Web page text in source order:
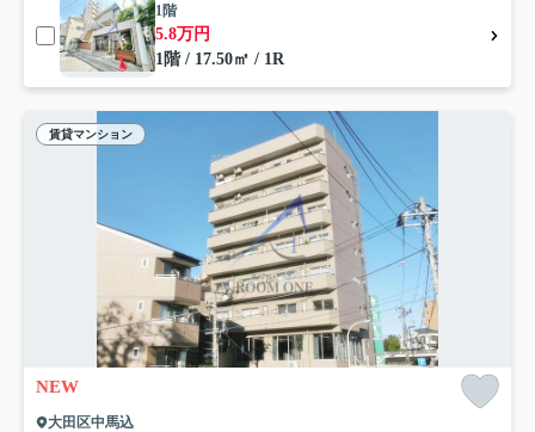
1階
5.8万円
1階 / 17.50㎡ / 1R
賃貸マンション
NEW
大田区中馬込